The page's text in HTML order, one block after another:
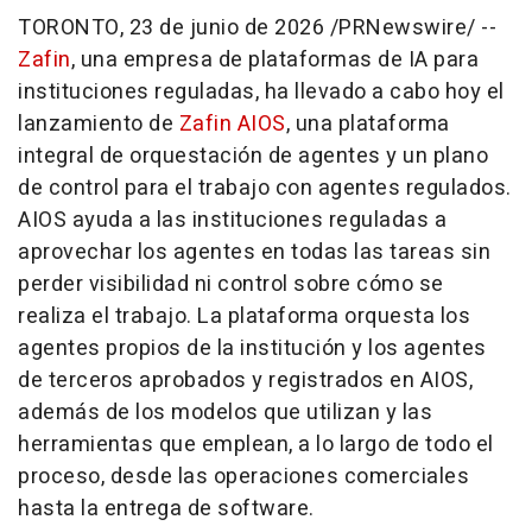
TORONTO, 23 de junio de 2026 /PRNewswire/ --
Zafin, una empresa de plataformas de IA para
instituciones reguladas, ha llevado a cabo hoy el
lanzamiento de Zafin AIOS, una plataforma
integral de orquestación de agentes y un plano
de control para el trabajo con agentes regulados.
AIOS ayuda a las instituciones reguladas a
aprovechar los agentes en todas las tareas sin
perder visibilidad ni control sobre cómo se
realiza el trabajo. La plataforma orquesta los
agentes propios de la institución y los agentes
de terceros aprobados y registrados en AIOS,
además de los modelos que utilizan y las
herramientas que emplean, a lo largo de todo el
proceso, desde las operaciones comerciales
hasta la entrega de software.